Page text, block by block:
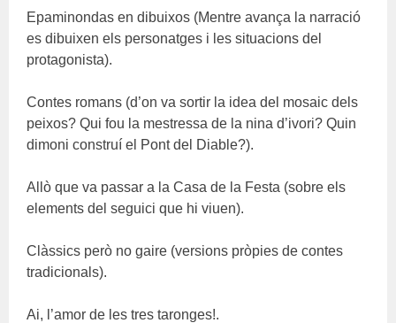
Epaminondas en dibuixos (Mentre avança la narració
es dibuixen els personatges i les situacions del
protagonista).
Contes romans (d’on va sortir la idea del mosaic dels
peixos? Qui fou la mestressa de la nina d’ivori? Quin
dimoni construí el Pont del Diable?).
Allò que va passar a la Casa de la Festa (sobre els
elements del seguici que hi viuen).
Clàssics però no gaire (versions pròpies de contes
tradicionals).
Ai, l’amor de les tres taronges!.